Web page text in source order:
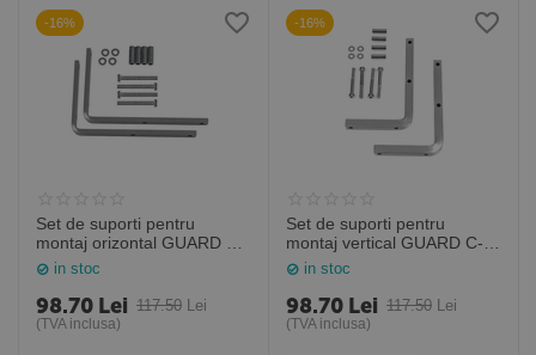
-16%
Set de suporti pentru
montaj orizontal GUARD C-
0301_00
in stoc
117.50 Lei
98.70 Lei
(TVA inclusa)
-16%
Set de suporti pentru
montaj vertical GUARD C-
0303_00
in stoc
117.50 Lei
98.70 Lei
(TVA inclusa)